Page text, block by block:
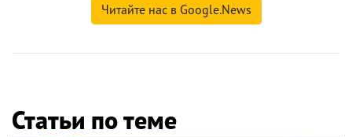
Читайте нас в Google.News
Статьи по теме